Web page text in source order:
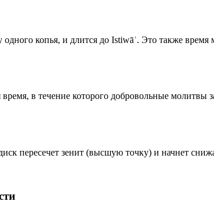
копья, и длится до Istiwāʾ. Это также время
в течение которого добровольные молитвы
пересечет зенит (высшую точку) и начнет